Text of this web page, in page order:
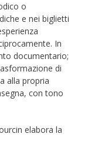
o
e nei biglietti
In
documentario;
di
alla propria
con tono
elabora la